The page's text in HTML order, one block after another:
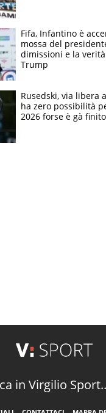
Fifa, Infantino è
mossa del
dimissioni e la
Trump
Rusedski, via libera
ha zero possibilità
2026 forse è gà
in Virgilio